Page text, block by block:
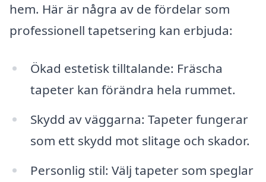
hem. Här är några av de fördelar som
professionell tapetsering kan erbjuda:
Ökad estetisk tilltalande: Fräscha
tapeter kan förändra hela rummet.
Skydd av väggarna: Tapeter fungerar
som ett skydd mot slitage och skador.
Personlig stil: Välj tapeter som speglar